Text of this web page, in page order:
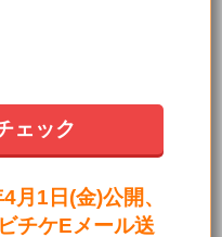
ェック
月1日(金)公開、
チケEメール送